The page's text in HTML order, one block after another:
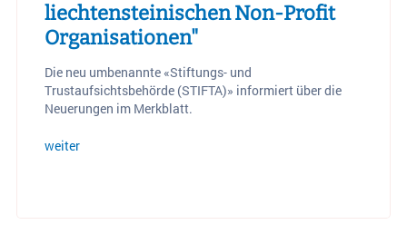
liechtensteinischen Non-Profit
Organisationen"
Die neu umbenannte «Stiftungs- und
Trustaufsichtsbehörde (STIFTA)» informiert über die
Neuerungen im Merkblatt.
weiter